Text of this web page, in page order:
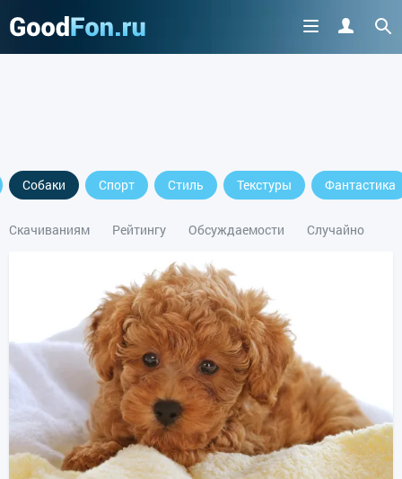
Собаки Спорт Стиль Текстуры Фантастика
Скачиваниям Рейтингу Обсуждаемости Случайно